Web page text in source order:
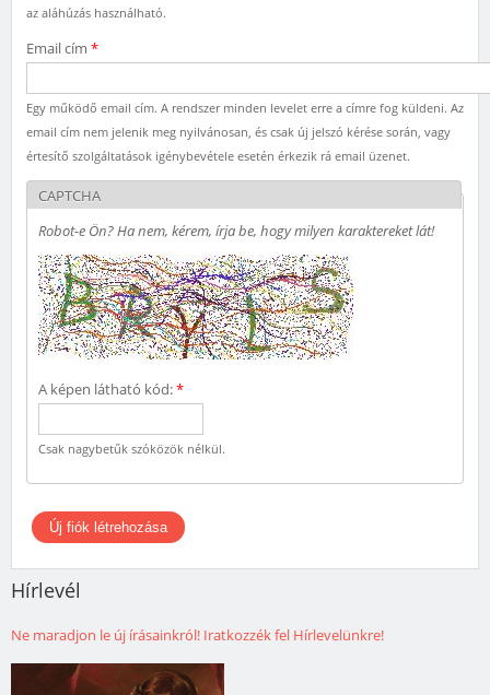
az aláhúzás használható.
Email cím *
Egy működő email cím. A rendszer minden levelet erre a címre fog küldeni. Az
email cím nem jelenik meg nyilvánosan, és csak új jelszó kérése során, vagy
értesítő szolgáltatások igénybevétele esetén érkezik rá email üzenet.
CAPTCHA
Robot-e Ön? Ha nem, kérem, írja be, hogy milyen karaktereket lát!
A képen látható kód:*
Csak nagybetűk szóközök nélkül.
Hírlevél
Ne maradjon le új írásainkról! Iratkozzék fel Hírlevelünkre!